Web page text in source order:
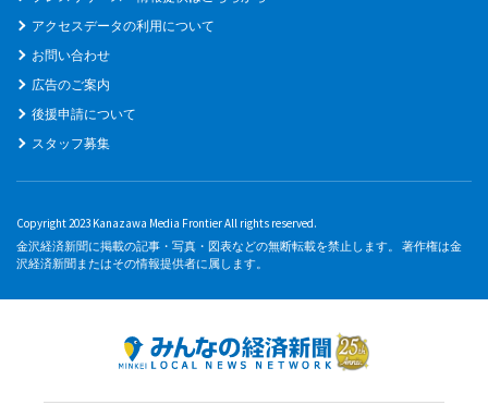
アクセスデータの利用について
お問い合わせ
広告のご案内
後援申請について
スタッフ募集
Copyright 2023 Kanazawa Media Frontier All rights reserved.
金沢経済新聞に掲載の記事・写真・図表などの無断転載を禁止します。 著作権は金
沢経済新聞またはその情報提供者に属します。